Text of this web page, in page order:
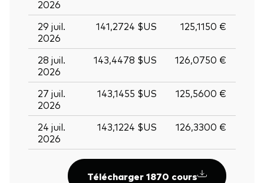
2026
29 juil.
2026
141,2724 $US 125,1150 €
28 juil.
2026
143,4478 $US 126,0750 €
27 juil.
2026
143,1455 $US 125,5600 €
24 juil.
2026
143,1224 $US 126,3300 €
Télécharger 1870 cours